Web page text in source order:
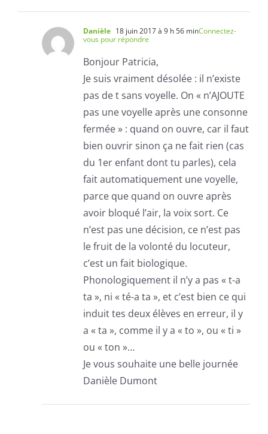
Danièle 18 juin 2017 à 9 h 56 minConnectez-
vous pour répondre
Bonjour Patricia,
Je suis vraiment désolée : il n’existe
pas de t sans voyelle. On « n’AJOUTE
pas une voyelle après une consonne
fermée » : quand on ouvre, car il faut
bien ouvrir sinon ça ne fait rien (cas
du 1er enfant dont tu parles), cela
fait automatiquement une voyelle,
parce que quand on ouvre après
avoir bloqué l’air, la voix sort. Ce
n’est pas une décision, ce n’est pas
le fruit de la volonté du locuteur,
c’est un fait biologique.
Phonologiquement il n’y a pas « t-a
ta », ni « té-a ta », et c’est bien ce qui
induit tes deux élèves en erreur, il y
a « ta », comme il y a « to », ou « ti »
ou « ton »…
Je vous souhaite une belle journée
Danièle Dumont